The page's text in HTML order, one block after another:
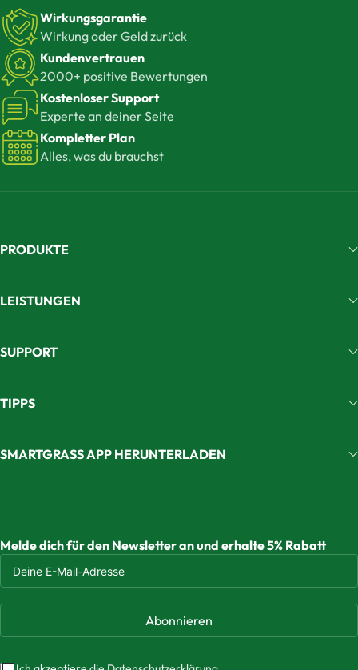
Wirkungsgarantie
Wirkung oder Geld zurück
Kundenvertrauen
2000+ positive Bewertungen
Kostenloser Support
Experte an deiner Seite
Kompletter Plan
Alles, was du brauchst
PRODUKTE
LEISTUNGEN
SUPPORT
TIPPS
SMARTGRASS APP HERUNTERLADEN
Melde dich für den Newsletter an und erhalte 5% Rabatt
Abonnieren